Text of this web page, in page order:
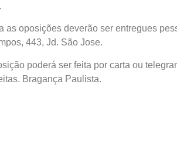
as oposições deverão ser entregues
443, Jd. São Jose.
poderá ser feita por carta ou
Bragança Paulista.